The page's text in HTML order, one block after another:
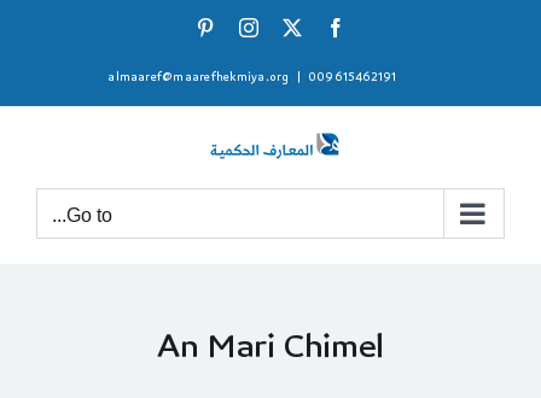
Facebook
X
Instagram
009615462191
almaaref@maarefhekmiya.org
Go to...
An Mari Chimel